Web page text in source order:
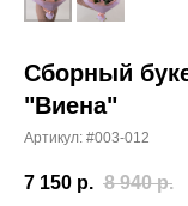
Сборный
"Виена"
Артикул: #003-012
7 150 р. 8 940 р.